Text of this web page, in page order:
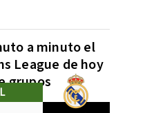
a minuto el
League de hoy
grupos